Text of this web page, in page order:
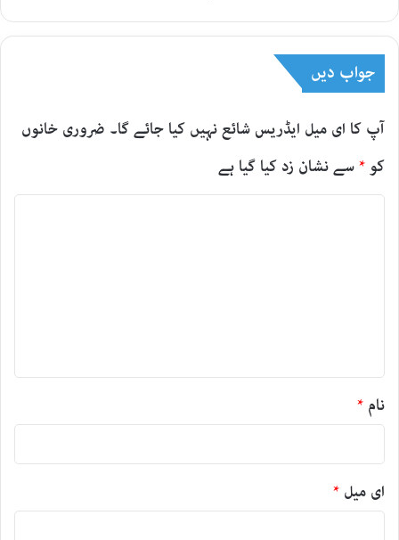
جواب دیں
آپ کا ای میل ایڈریس شائع نہیں کیا جائے گا۔ ضروری خانوں
کو *سے نشان زد کیا گیا ہے
نام *
ای میل *